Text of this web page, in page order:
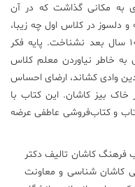
به مکانی گذاشت که در آن
دلسوز در کلاس اول چه زیبا،
قلم به دستش داد و وی چه نازیبا او را ۱۰ سال بعد نشناخت. پایه فکر
به خاطر نیاوردن معلم کلاس
وادی کشاند، ارضای احساس
خاک بیز کاشان. این کتاب با
کتاب و کتاب‌فروشی عاطفی عرضه
فرهنگ کاشان تالیف دکتر
کاشان شناسی و معاونت